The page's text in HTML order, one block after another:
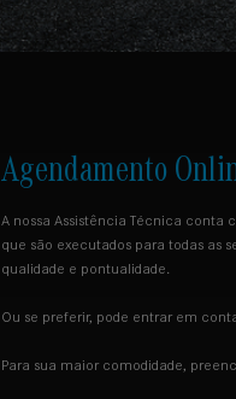
Agendamento
A nossa Assistência Técnica conta
que são executados para todas as
qualidade e pontualidade.
Ou se preferir, pode entrar em
Para sua maior comodidade,